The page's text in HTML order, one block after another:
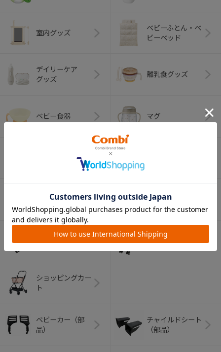
室内グッズ
ベビーふとん・ベ
ビーベッド
デイリーケア
グッズ
離乳食グッズ
ベビー食器 マグ
オーラルケア
ベビートイ
アウトドアグッズ
ペット用品
ショッピングカー
ト
ベビーカー（部
品）
チャイルドシート
（部品）